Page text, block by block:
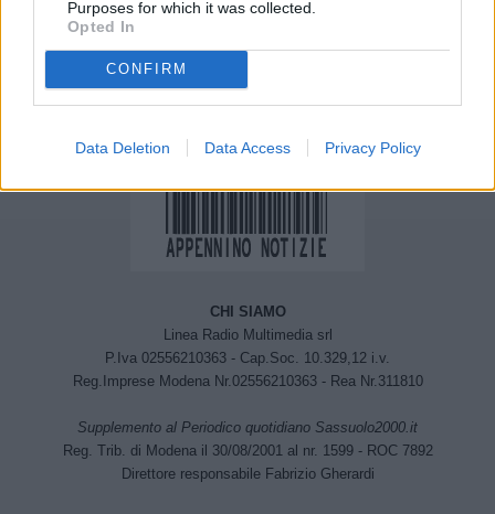
Purposes for which it was collected.
Opted In
CONFIRM
Data Deletion Data Access Privacy Policy
spariti, raffica di denunce
dei Nas
CHI SIAMO
Linea Radio Multimedia srl
P.Iva 02556210363 - Cap.Soc. 10.329,12 i.v.
Reg.Imprese Modena Nr.02556210363 - Rea Nr.311810
Supplemento al Periodico quotidiano Sassuolo2000.it
Reg. Trib. di Modena il 30/08/2001 al nr. 1599 - ROC 7892
Direttore responsabile Fabrizio Gherardi